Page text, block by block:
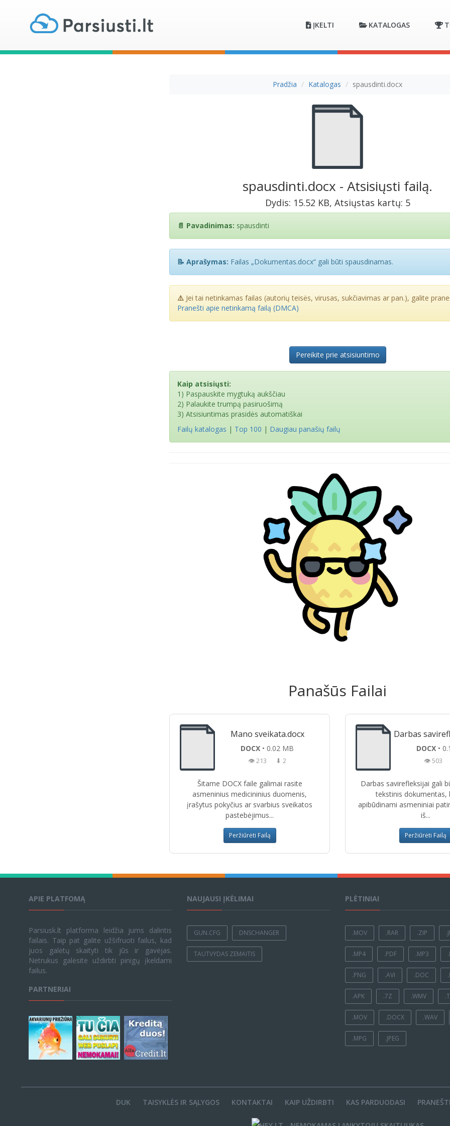
ĮKELTI KATALOGAS
Pradžia Katalogas spausdinti.docx
spausdinti.docx - Atsisiųsti failą.
Dydis: 15.52 KB, Atsiųstas kartų: 5
📄 Pavadinimas: spausdinti
📝 Aprašymas: Failas „Dokumentas.docx“ gali būti spausdinamas.
⚠️ Jei tai netinkamas failas (autorių teisės, virusas, sukčiavimas ar pan.), galite
Pranešti apie netinkamą failą (DMCA)
Pereikite prie atsisiuntimo
Kaip atsisiųsti:
1) Paspauskite mygtuką aukščiau
2) Palaukite trumpą pasiruošimą
3) Atsisiuntimas prasidės automatiškai
Failų katalogas | Top 100 | Daugiau panašių failų
Panašūs Failai
Mano sveikata.docx
DOCX • 0.02 MB
👁 213 ⬇ 2
Šitame DOCX faile galimai rasite
asmeninius medicininius duomenis,
įrašytus pokyčius ar svarbius sveikatos
pastebėjimus...
Peržiūrėti Failą
Darbas
DOCX •
👁 503
Darbas savirefleksijai gali
tekstinis dokumentas,
apibūdinami asmeniniai
iš...
Peržiūrėti Failą
APIE PLATFOMĄ
Parsiusk.lt platforma leidžia jums dalintis
failais. Taip pat galite užšifruoti failus, kad
juos galėtų skaityti tik jūs ir gavėjas.
Netrukus galėsite uždirbti pinigų įkeldami
failus.
PARTNERIAI
NAUJAUSI ĮKĖLIMAI
GUN.CFG DNSCHANGER
TAUTVYDAS ZEMAITIS
PLĖTINIAI
.MOV .RAR .ZIP
.MP4 .PDF .MP3
.PNG .AVI .DOC
.APK .7Z .WMV
.MOV .DOCX .WAV
.MPG .JPEG
DUK TAISYKLĖS IR SĄLYGOS KONTAKTAI KAIP UŽDIRBTI KAS PARDUODASI